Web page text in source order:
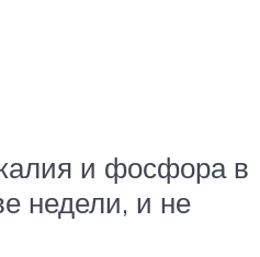
и фосфора в
недели, и не